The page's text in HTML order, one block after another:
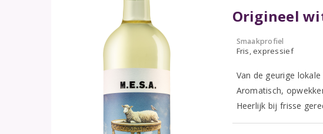
Origineel
Smaakprofiel
Fris, expressief
Van de geurige
Aromatisch,
Heerlijk bij frisse